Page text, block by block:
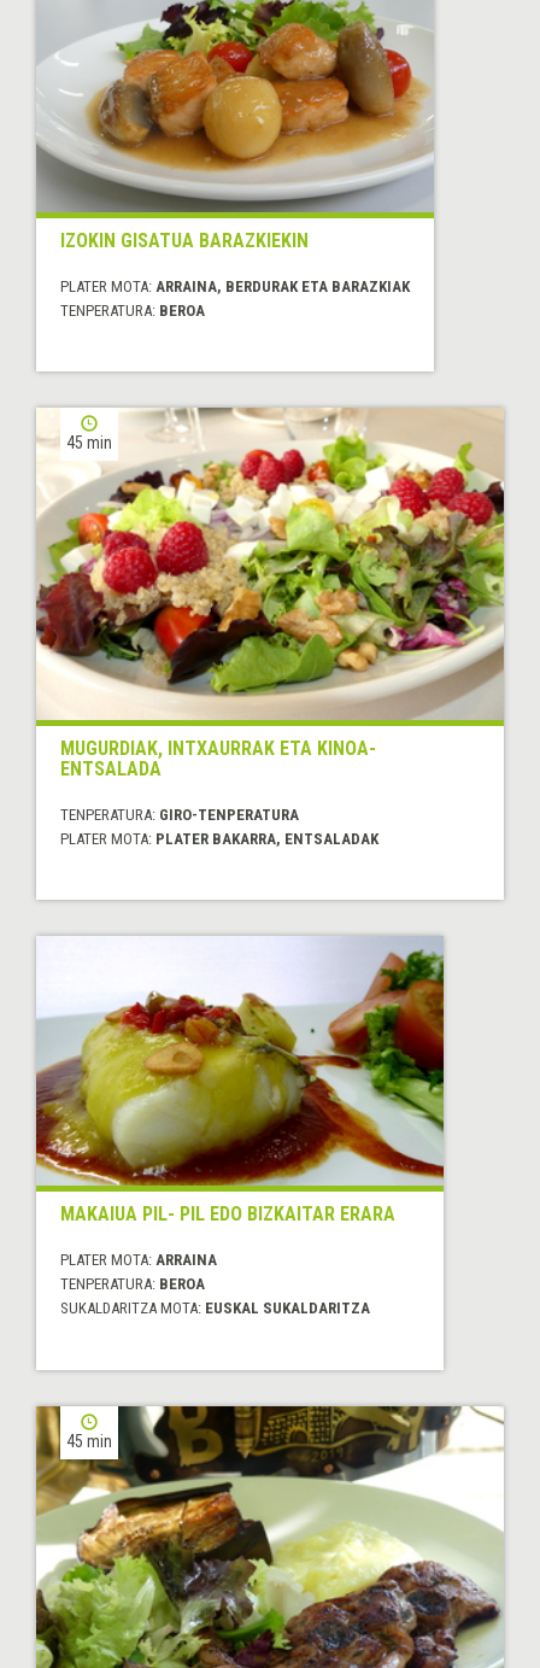
IZOKIN GISATUA BARAZKIEKIN
PLATER MOTA: ARRAINA, BERDURAK ETA BARAZKIAK
TENPERATURA: BEROA
45 min
MUGURDIAK, INTXAURRAK ETA KINOA-
ENTSALADA
TENPERATURA: GIRO-TENPERATURA
PLATER MOTA: PLATER BAKARRA, ENTSALADAK
MAKAIUA PIL- PIL EDO BIZKAITAR ERARA
PLATER MOTA: ARRAINA
TENPERATURA: BEROA
SUKALDARITZA MOTA: EUSKAL SUKALDARITZA
45 min